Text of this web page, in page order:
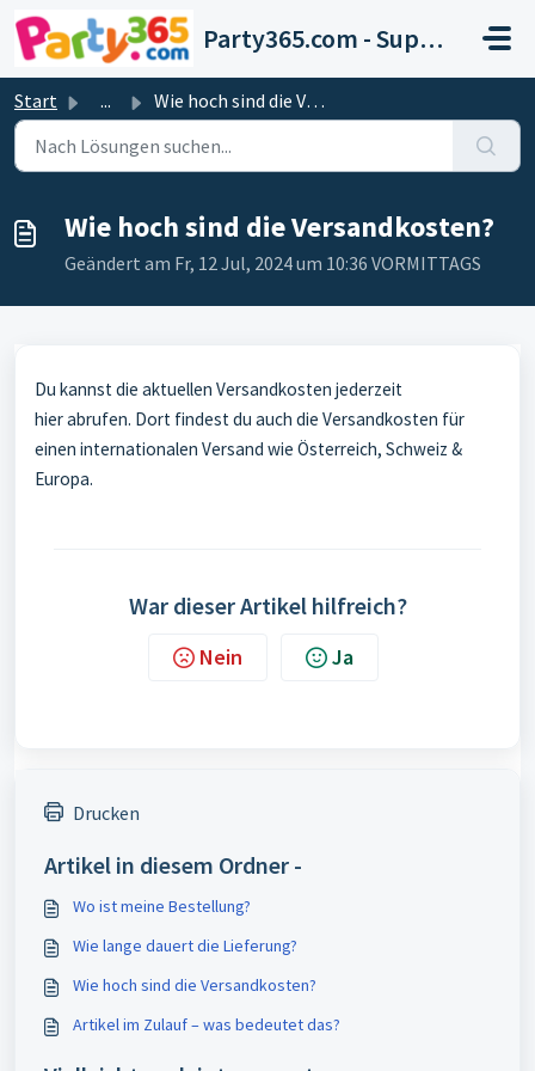
Zum hauptsächlichen Inhalt gehen
Party365.com - Support
Start ... Wie hoch sind die Versandkosten?
Wie hoch sind die Versandkosten?
Geändert am Fr, 12 Jul, 2024 um 10:36 VORMITTAGS
Du kannst die aktuellen Versandkosten jederzeit
hierabrufen. Dort findest du auch die Versandkosten für
einen internationalen Versand wie Österreich, Schweiz &
Europa.
War dieser Artikel hilfreich?
Nein Ja
Drucken
Artikel in diesem Ordner -
Wo ist meine Bestellung?
Wie lange dauert die Lieferung?
Wie hoch sind die Versandkosten?
Artikel im Zulauf – was bedeutet das?